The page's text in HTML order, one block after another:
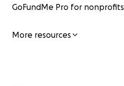
GoFundMe Pro for nonprofits
More resources